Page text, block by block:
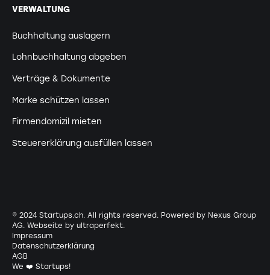
VERWALTUNG
Buchhaltung auslagern
Lohnbuchhaltung abgeben
Verträge & Dokumente
Marke schützen lassen
Firmendomizil mieten
Steuererklärung ausfüllen lassen
© 2024 Startups.ch. All rights reserved. Powered by Nexus Group
AG. Webseite by ultraperfekt.
Impressum
Datenschutzerklärung
AGB
We ❤️ Startups!